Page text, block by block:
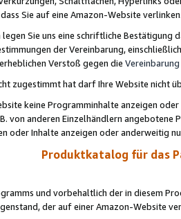
Sie auf eine Amazon-Website
legen Sie uns eine schriftliche
der Vereinbarung,
Verstoß gegen die Vereinbarung
zugestimmt hat darf Ihre Website nicht
keine Programminhalte anzeigen
von anderen Einzelhändlern
oder Inhalte anzeigen oder anderweitig
Produktkatalog für das
und vorbehaltlich der in diesem
der auf einer Amazon-Website